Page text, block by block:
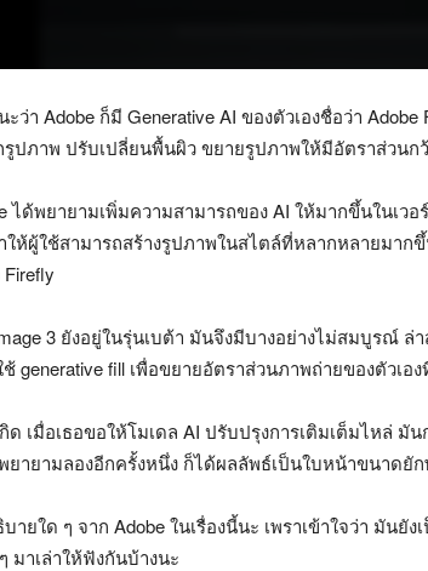
ะว่า Adobe ก็มี Generative AI ของตัวเองชื่อว่า
ปภาพ ปรับเปลี่ยนพื้นผิว ขยายรูปภาพให้มีอัตราส่วนก
ได้พยายามเพิ่มความสามารถของ AI ให้มากขึ้นในเวอ
ให้ผู้ใช้สามารถสร้างรูปภาพในสไตล์ที่หลากหลายมาก
3 ยังอยู่ในรุ่นเบต้า มันจึงมีบางอย่างไม่สมบูรณ์
generative fill เพื่อขยายอัตราส่วนภาพถ่ายของตัวเอ
ด เมื่อเธอขอให้โมเดล AI ปรับปรุงการเติมเต็มไหล่
ยายามลองอีกครั้งหนึ่ง ก็ได้ผลลัพธ์เป็นใบหน้าขนาดยั
ายใด ๆ จาก Adobe ในเรื่องนี้นะ เพราเข้าใจว่า มันยั
มาเล่าให้ฟังกันบ้างนะ